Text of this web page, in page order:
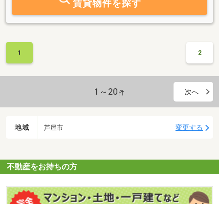
賃貸物件を探す
1 2
1～20 件 次へ
地域 芦屋市 変更する
不動産をお持ちの方